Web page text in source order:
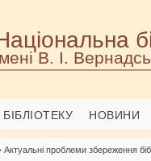
В. І.
НОВИНИ
Актуальні проблеми збереження